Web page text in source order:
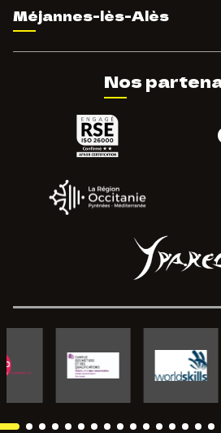
Méjannes-lès-Alès
Nos